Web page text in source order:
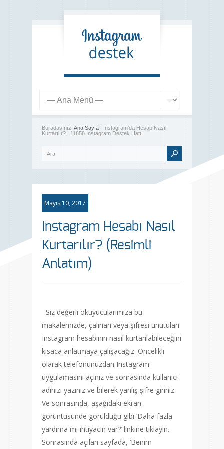
Buradasınız: Ana Sayfa | Instagram'da Hesap Nasıl
Kurtarılır? | 11858 Instagram Destek Hattı
Mayıs 10, 2017
Instagram Hesabı Nasıl
Kurtarılır? (Resimli
Anlatım)
Siz değerli okuyucularımıza bu
makalemizde, çalınan veya şifresi unutulan
Instagram hesabının nasıl kurtarılabileceğini
kısaca anlatmaya çalışacağız. Öncelikli
olarak telefonunuzdan Instagram
uygulamasını açınız ve sonrasında kullanıcı
adınızı yazınız ve bilerek yanlış şifre giriniz.
Ve sonrasında, aşağıdaki ekran
görüntüsünde görüldüğü gibi ‘Daha fazla
yardıma mı ihtiyacın var?’ linkine tıklayın.
Sonrasında açılan sayfada, ‘Benim